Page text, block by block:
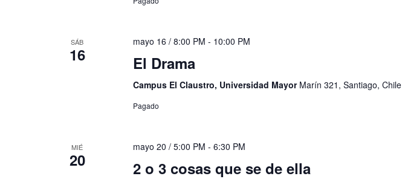
SÁB
16
mayo 16 / 8:00 PM - 10:00 PM
El Drama
Campus El Claustro, Universidad Mayor Marín 321, Santiago, Chile
Pagado
MIÉ
20
mayo 20 / 5:00 PM - 6:30 PM
2 o 3 cosas que se de ella